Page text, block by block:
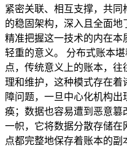
紧密关联、相互支撑，共
的稳固架构，深入且全面
精准把握这一技术的内在本
轻重的意义。 分布式账本
点，传统意义上的账本，
理和维护，这种模式存在
障问题，一旦中心化机构
痪；数据也容易遭到恶意
一帜，它将数据分散存储
点都完整地保存着账本的